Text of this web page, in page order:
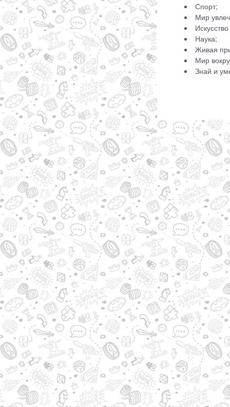
Спорт;
Мир
Наука;
Живая
Мир
Знай и